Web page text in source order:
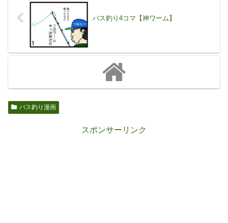
バス釣り4コマ【神ワーム】
バス釣り漫画
スポンサーリンク